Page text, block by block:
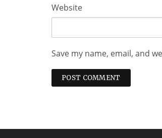
Website
Save my name, email, and